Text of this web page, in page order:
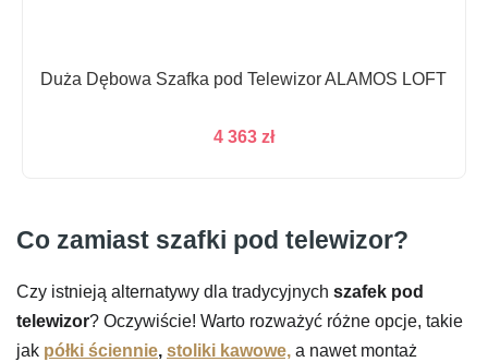
Duża Dębowa Szafka pod Telewizor ALAMOS LOFT
4 363 zł
Co zamiast szafki pod telewizor?
Czy istnieją alternatywy dla tradycyjnych szafek pod
telewizor? Oczywiście! Warto rozważyć różne opcje, takie
jak półki ściennie, stoliki kawowe, a nawet montaż